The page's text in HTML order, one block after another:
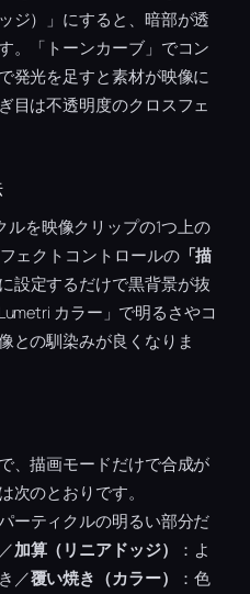
ジ）」にすると、暗部が透
。「トーンカーブ」でコン
発光を足すと素材が映像に
目は不透明度のクロスフェ
ルを映像クリップの1つ上の
ェクトコントロールの「描
に設定するだけで黒背景が抜
カラー」で明るさやコ
との馴染みが良くなりま
、描画モードだけで合成が
次のとおりです。
ーティクルの明るい部分だ
加算（リニアドッジ）
：よ
／覆い焼き（カラー）
：色